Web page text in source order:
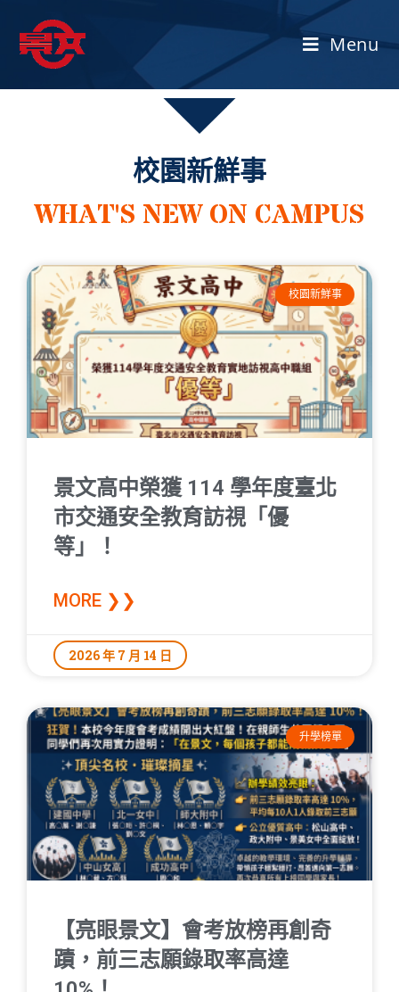
Menu
校園新鮮事
WHAT'S NEW ON CAMPUS
校園新鮮事
景文高中榮獲 114 學年度臺北
市交通安全教育訪視「優
等」！
MORE ❯❯
2026 年 7 月 14 日
升學榜單
【亮眼景文】會考放榜再創奇
蹟，前三志願錄取率高達